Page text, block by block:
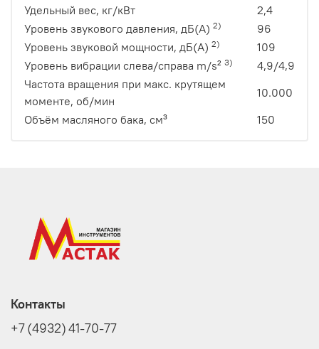
Удельный вес, кг/кВт
2,4
Уровень звукового давления, дБ(A) 2)
96
Уровень звуковой мощности, дБ(A) 2)
109
Уровень вибрации слева/справа m/s² 3)
4,9/4,9
Частота вращения при макс. крутящем
моменте, об/мин
10.000
Объём масляного бака, см³
150
Контакты
+7 (4932) 41-70-77